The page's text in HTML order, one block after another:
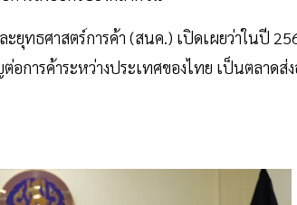
ทธศาสตร์การค้า (สนค.) เปิดเผยว่าในปี
การค้าระหว่างประเทศของไทย เป็นตลาดส่